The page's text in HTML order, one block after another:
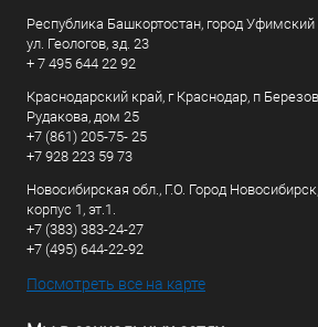
Республика Башкортостан, город Уфимский
ул. Геологов, зд. 23
+ 7 495 644 22 92
Краснодарский край, г Краснодар, п
Рудакова, дом 25
+7 (861) 205-75- 25
+7 928 223 59 73
Новосибирская обл., Г.О. Город
корпус 1, эт.1.
+7 (383) 383-24-27
+7 (495) 644-22-92
Посмотреть все на карте